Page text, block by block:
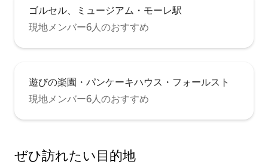
ゴルセル、ミュージアム・モーレ駅
現地メンバー6人のおすすめ
遊びの楽園・パンケーキハウス・フォールスト
現地メンバー6人のおすすめ
ぜひ訪⁠れ⁠た⁠い目⁠的⁠地